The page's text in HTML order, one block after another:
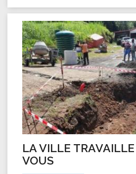
LA VILLE
VOUS